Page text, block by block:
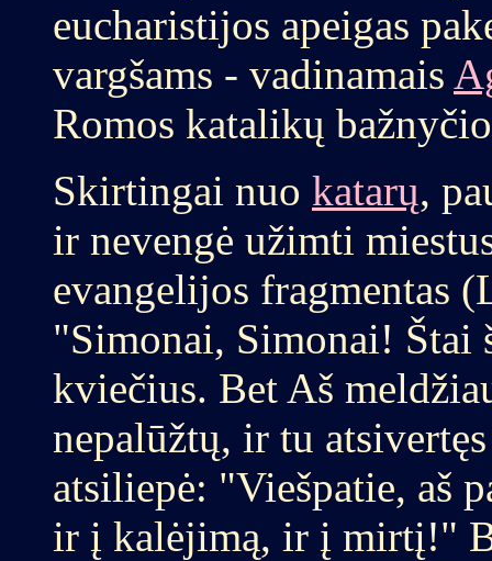
eucharistijos apeigas
vargšams - vadinamais
Romos katalikų
Skirtingai nuo katarų,
ir nevengė užimti
evangelijos fragmentas
"Simonai, Simonai! Štai
kviečius. Bet Aš
nepalūžtų, ir tu
atsiliepė: "Viešpatie, aš
ir į kalėjimą, ir į mirtį!"